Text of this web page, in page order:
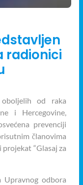
radionici
oboljelih od raka
i Hercegovine,
prevenciji
članovima
“Glasaj za
Upravnog odbora